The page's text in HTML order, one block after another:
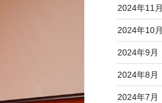
2024年11月
2024年10月
2024年9月
2024年8月
2024年7月